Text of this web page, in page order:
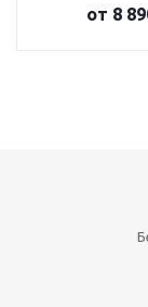
от 8